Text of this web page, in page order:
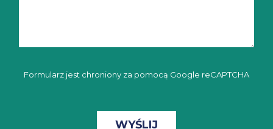
Formularz jest chroniony za pomocą Google reCAPTCHA